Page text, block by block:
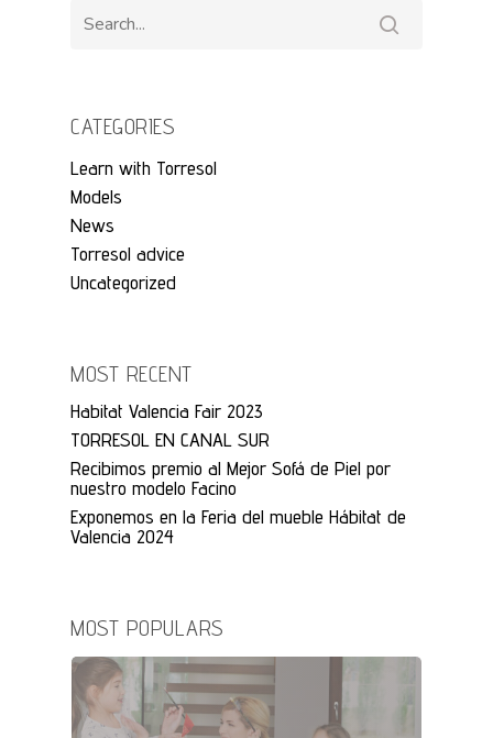
CATEGORIES
Learn with Torresol
Models
News
Torresol advice
Uncategorized
MOST RECENT
Habitat Valencia Fair 2023
TORRESOL EN CANAL SUR
Recibimos premio al Mejor Sofá de Piel por
nuestro modelo Facino
Exponemos en la Feria del mueble Hábitat de
Valencia 2024
MOST POPULARS